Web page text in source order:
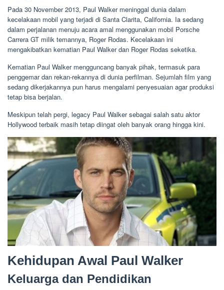
Pada 30 November 2013, Paul Walker meninggal dunia dalam
kecelakaan mobil yang terjadi di Santa Clarita, California. Ia sedang
dalam perjalanan menuju acara amal menggunakan mobil Porsche
Carrera GT milik temannya, Roger Rodas. Kecelakaan ini
mengakibatkan kematian Paul Walker dan Roger Rodas seketika.
Kematian Paul Walker mengguncang banyak pihak, termasuk para
penggemar dan rekan-rekannya di dunia perfilman. Sejumlah film yang
sedang dikerjakannya pun harus mengalami penyesuaian agar produksi
tetap bisa berjalan.
Meskipun telah pergi, legacy Paul Walker sebagai salah satu aktor
Hollywood terbaik masih tetap diingat oleh banyak orang hingga kini.
Kehidupan Awal Paul Walker
Keluarga dan Pendidikan